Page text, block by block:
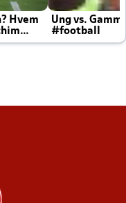
Hvem
Ung vs.
#football